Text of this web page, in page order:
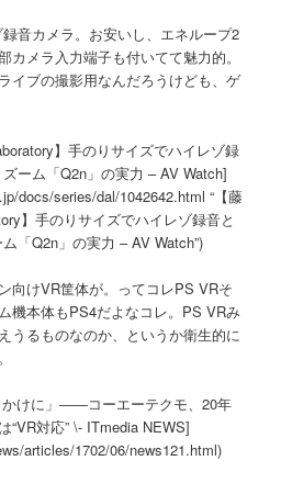
音カメラ。お安いし、エネループ2
カメラ入力端子も付いてて魅力的。
イブの撮影用なんだろうけども、ゲ
】手のりサイズでハイレゾ録
ーム「Q2n」の実力 – AV Watch]
docs/series/dal/1042642.html “【藤
】手のりサイズでハイレゾ録音と
「Q2n」の実力 – AV Watch”)
向けVR筐体が。ってコレPS VRそ
機本体もPS4だよなコレ。PS VRみ
うるものなのか、というか衛生的に
けに」――コーエーテクモ、20年
“VR対応” \- ITmedia NEWS]
articles/1702/06/news121.html)